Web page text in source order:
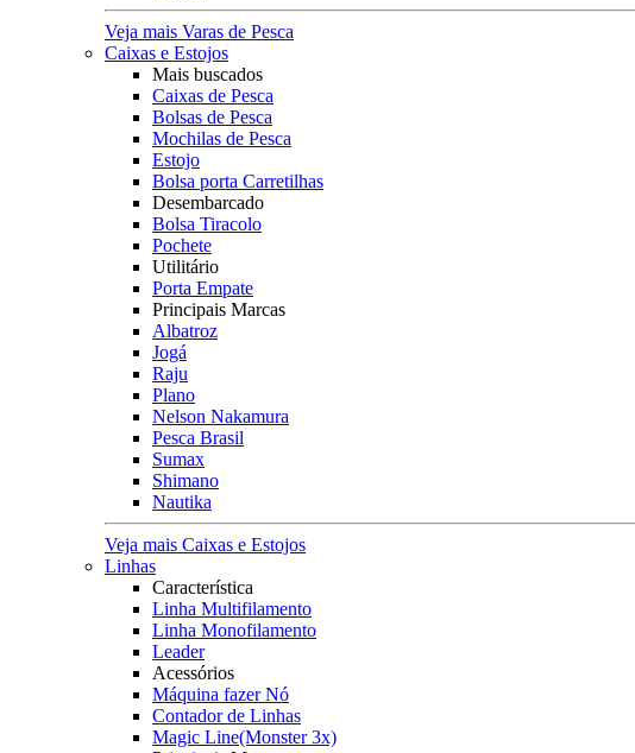
Veja mais Varas de Pesca
Caixas e Estojos
Mais buscados
Caixas de Pesca
Bolsas de Pesca
Mochilas de Pesca
Estojo
Bolsa porta Carretilhas
Desembarcado
Bolsa Tiracolo
Pochete
Utilitário
Porta Empate
Principais Marcas
Albatroz
Jogá
Raju
Plano
Nelson Nakamura
Pesca Brasil
Sumax
Shimano
Nautika
Veja mais Caixas e Estojos
Linhas
Característica
Linha Multifilamento
Linha Monofilamento
Leader
Acessórios
Máquina fazer Nó
Contador de Linhas
Magic Line(Monster 3x)